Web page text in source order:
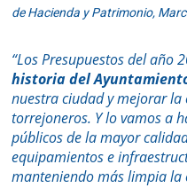
de Hacienda y Patrimonio,
“Los Presupuestos del año
historia del
nuestra ciudad y mejorar la
torrejoneros. Y lo vamos a
públicos de la mayor
equipamientos e
manteniendo más limpia